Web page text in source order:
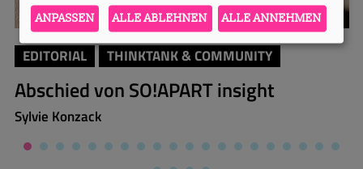
EDITORIAL THINKTANK & COMMUNITY
Abschied von SO!APART insight
Sylvie Konzack
ANPASSEN ALLE ABLEHNEN ALLE ANNEHMEN